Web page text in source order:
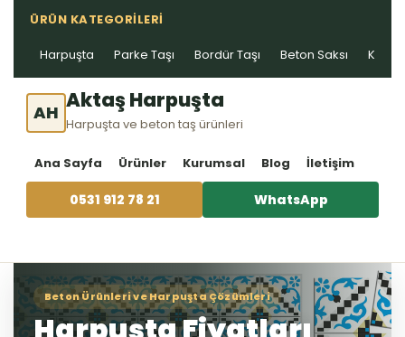
ÜRÜN KATEGORILERI
Harpuşta Parke Taşı Bordür Taşı Beton Saksı Kablo
AH Aktaş Harpuşta
Harpuşta ve beton taş ürünleri
Ana Sayfa Ürünler Kurumsal Blog İletişim
0531 912 78 21 WhatsApp